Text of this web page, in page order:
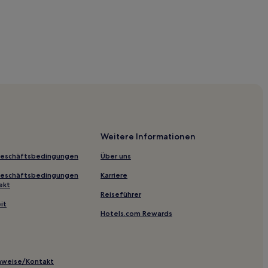
nahe Edmonds Waterfront
Washington
Kontakt
Weitere Informationen
Über uns
Karriere
Reiseführer
Hotels.com Rewards